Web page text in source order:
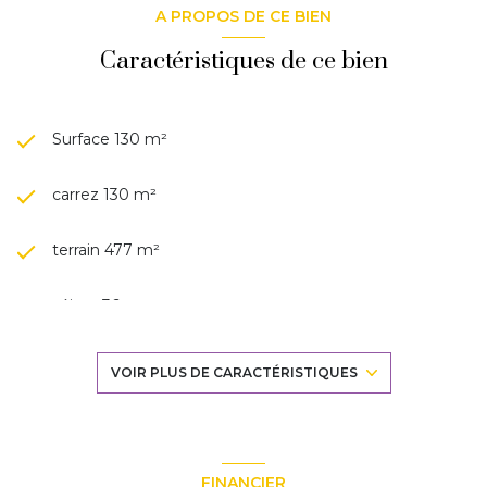
A PROPOS DE CE BIEN
Caractéristiques de ce bien
Surface 130 m²
carrez 130 m²
terrain 477 m²
séjour 36 m²
VOIR PLUS DE CARACTÉRISTIQUES
FINANCIER